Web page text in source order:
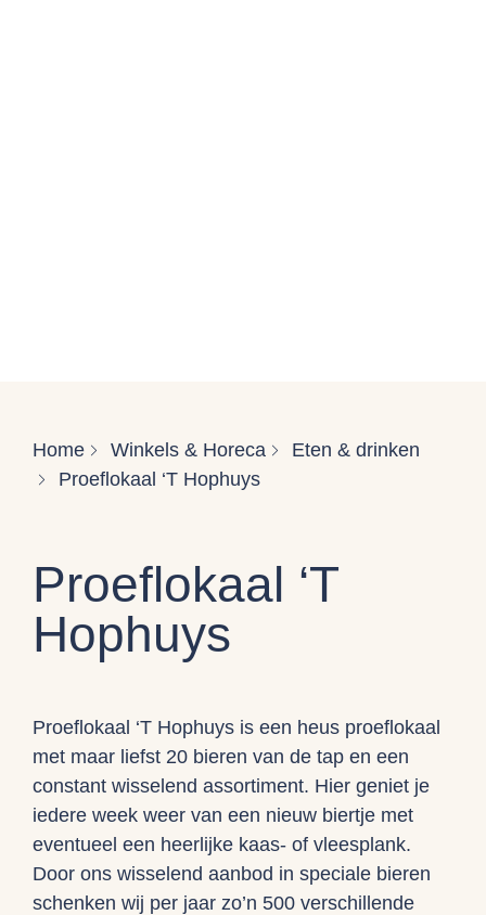
Home Winkels & Horeca
Eten & drinken
Proeflokaal ‘T Hophuys
Proeflokaal ‘T
Hophuys
Proeflokaal ‘T Hophuys is een heus proeflokaal
met maar liefst 20 bieren van de tap en een
constant wisselend assortiment. Hier geniet je
iedere week weer van een nieuw biertje met
eventueel een heerlijke kaas- of vleesplank.
Door ons wisselend aanbod in speciale bieren
schenken wij per jaar zo’n 500 verschillende